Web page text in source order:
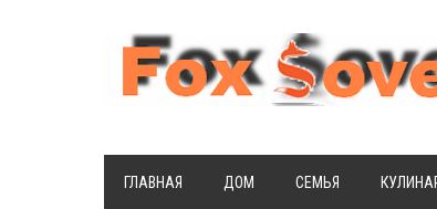
ГЛАВНАЯ ДОМ СЕМЬЯ